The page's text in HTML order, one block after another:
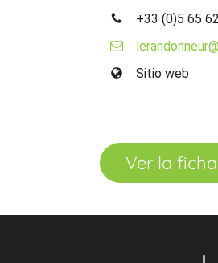
+33 (0)5 65
Sitio web
Ver la ficha